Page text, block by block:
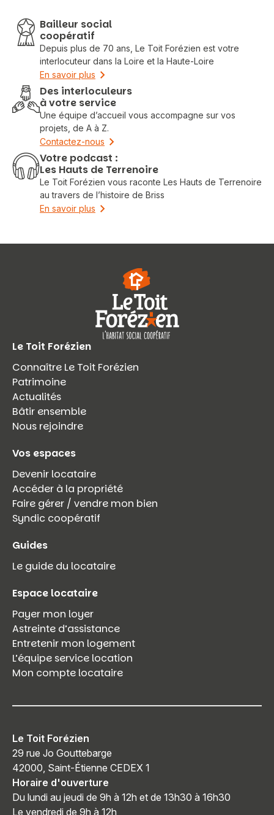
Bailleur social
coopératif
Depuis plus de 70 ans, Le Toit Forézien est votre
interlocuteur dans la Loire et la Haute-Loire
En savoir plus
Des interloculeurs
à votre service
Une équipe d’accueil vous accompagne sur vos
projets, de A à Z.
Contactez-nous
Votre podcast :
Les Hauts de Terrenoire
Le Toit Forézien vous raconte Les Hauts de Terrenoire
au travers de l’histoire de Briss
En savoir plus
Le Toit Forézien
Connaître Le Toit Forézien
Patrimoine
Actualités
Bâtir ensemble
Nous rejoindre
Vos espaces
Devenir locataire
Accéder à la propriété
Faire gérer / vendre mon bien
Syndic coopératif
Guides
Le guide du locataire
Espace locataire
Payer mon loyer
Astreinte d’assistance
Entretenir mon logement
L’équipe service location
Mon compte locataire
Le Toit Forézien
29 rue Jo Gouttebarge
42000, Saint-Étienne CEDEX 1
Horaire d'ouverture
Du lundi au jeudi de 9h à 12h et de 13h30 à 16h30
Le vendredi de 9h à 12h